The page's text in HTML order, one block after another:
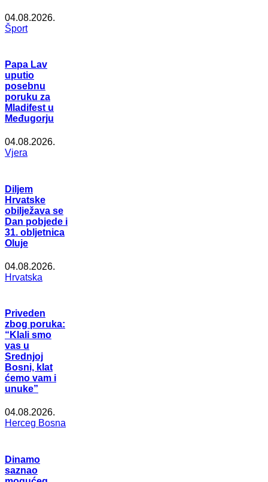
04.08.2026.
Šport
Papa Lav
uputio
posebnu
poruku za
Mladifest u
Međugorju
04.08.2026.
Vjera
Diljem
Hrvatske
obilježava se
Dan pobjede i
31. obljetnica
Oluje
04.08.2026.
Hrvatska
Priveden
zbog poruka:
“Klali smo
vas u
Srednjoj
Bosni, klat
ćemo vam i
unuke”
04.08.2026.
Herceg Bosna
Dinamo
saznao